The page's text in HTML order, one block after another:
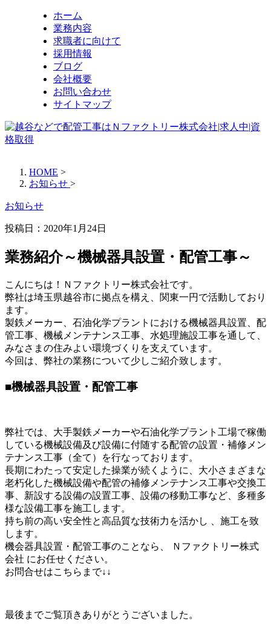
ホーム
業務内容
求職者に向けて
採用情報
ブログ
会社概要
お問い合わせ
サイトマップ
HOME >
お知らせ >
お知らせ
投稿日： 2020年1月24日
業務紹介～機械器具設置・配管工事～
こんにちは！Ｎファクトリー株式会社です。
弊社は埼玉県越谷市に拠点を構え、関東一円で活動しており
ます。
製鉄メーカー、石油化学プラントにおける機械器具設置、配
管工事、機械メンテナンス工事、水処理施設工事を通して、
みなさまの住みよい環境づくりを支えています。
今回は、弊社の業務について少しご紹介致します。
■機械器具設置・配管工事
弊社では、大手製鉄メーカーや石油化学プラント工場で稼働
している機械設備及び設備に付随する配管の設置・補修メン
テナンス工事（全て）を行なっております。
長期にわたって安定した操業が続くように、大小さまざまな
老朽化した機械設備や配管の補修メンテナンス工事や交換工
事、新設する設備の設置工事、設備の移動工事など、多種多
様な設備工事を施工します。
持ち前の高い安全性と高品質な技術力を活かし 、施工を致
します。
機会器具設置・配管工事のことなら、 Ｎファクトリー株式
会社 にお任せください。
お問合せはこちらまで↓↓
最後までご覧頂きありがとうございました。